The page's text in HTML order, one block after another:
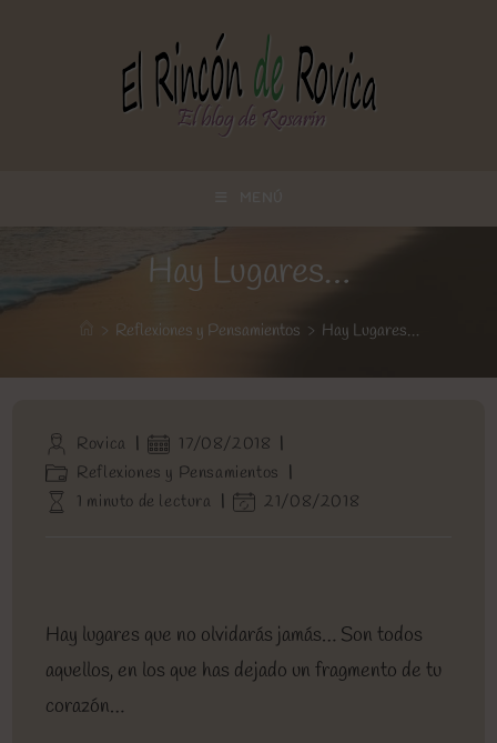
Hay Lugares…
> Reflexiones y Pensamientos > Hay Lugares…
Autor
de
la
entrada:
Rovica
Publicación
la
entrada:
17/08/2018
Categoría
de
la
Reflexiones y Pensamientos
Tiempo1 minuto de lectura
Última21/08/2018
Hay lugares que no olvidarás jamás… Son todos
aquellos, en los que has dejado un fragmento de tu
corazón…